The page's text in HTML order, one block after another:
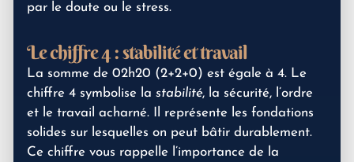
par le doute ou le stress.
Le chiffre 4 : stabilité et travail
La somme de 02h20 (2+2+0) est égale à 4. Le
chiffre 4 symbolise la stabilité, la sécurité, l’ordre
et le travail acharné. Il représente les fondations
solides sur lesquelles on peut bâtir durablement.
Ce chiffre vous rappelle l’importance de la